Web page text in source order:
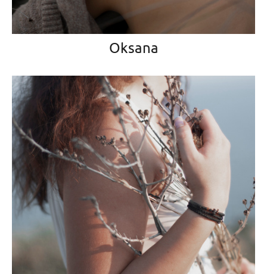
Oksana